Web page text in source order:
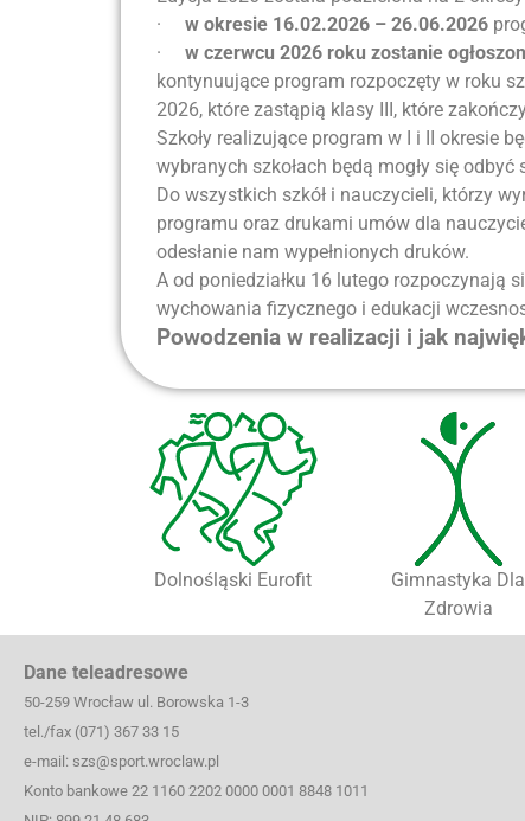
· w okresie 16.02.2026 – 26.06.2026
· w czerwcu 2026 roku zostanie
kontynuujące program rozpoczęty w roku
2026, które zastąpią klasy III, które
Szkoły realizujące program w I i II okresie
wybranych szkołach będą mogły się
Do wszystkich szkół i nauczycieli, którzy
programu oraz drukami umów dla
odesłanie nam wypełnionych druków.
A od poniedziałku 16 lutego rozpoczynają
wychowania fizycznego i edukacji
Powodzenia w realizacji i jak
Dolnośląski Eurofit
Gimnastyka Dla
Zdrowia
Dane teleadresowe
50-259 Wrocław ul. Borowska 1-3
tel./fax (071) 367 33 15
e-mail: szs@sport.wroclaw.pl
Konto bankowe 22 1160 2202 0000 0001 8848 1011